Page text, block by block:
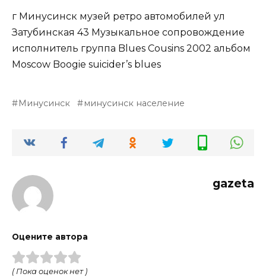
г Минусинск музей ретро автомобилей ул
Затубинская 43 Музыкальное сопровождение
исполнитель группа Blues Сousins 2002 альбом
Moscow Boogie suicider’s blues
Минусинск минусинск население
gazeta
Оцените автора
( Пока оценок нет )